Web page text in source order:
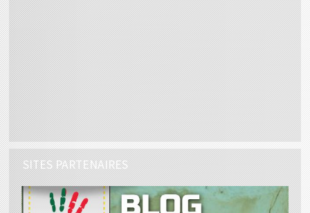
SITES PARTENAIRES